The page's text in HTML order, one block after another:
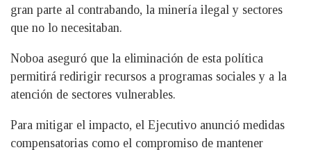
gran parte al contrabando, la minería ilegal y sectores
que no lo necesitaban.
Noboa aseguró que la eliminación de esta política
permitirá redirigir recursos a programas sociales y a la
atención de sectores vulnerables.
Para mitigar el impacto, el Ejecutivo anunció medidas
compensatorias como el compromiso de mantener